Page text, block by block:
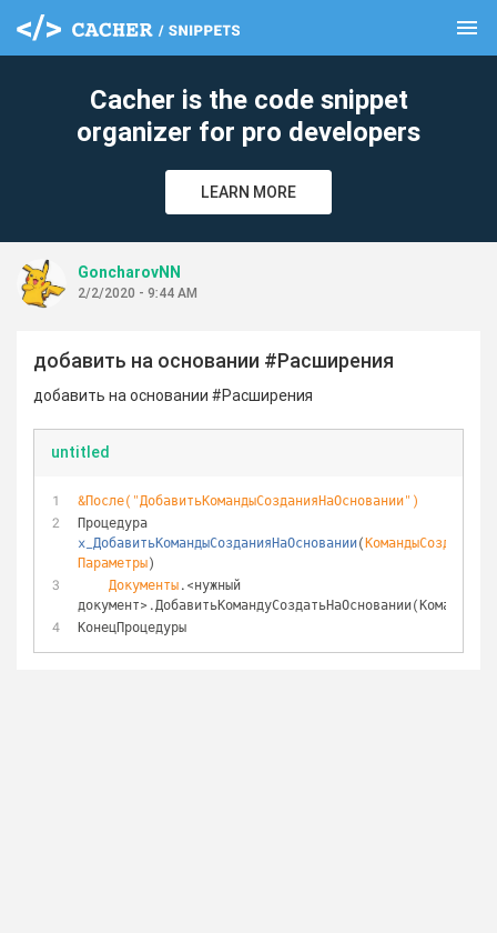
menu
Cacher is the code snippet
organizer for pro developers
LEARN MORE
GoncharovNN
2/2/2020 - 9:44 AM
добавить на основании #Расширения
добавить на основании #Расширения
untitled
&После("ДобавитьКомандыСозданияНаОсновании")
x_ДобавитьКомандыСозданияНаОсновании(
Параметры)
Документы.<нужный
КонецПроцедуры
clear